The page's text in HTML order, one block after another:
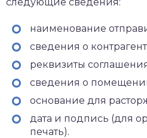
наименование
сведения о
реквизиты
сведения о
основание для
дата и подпись (для
печать).